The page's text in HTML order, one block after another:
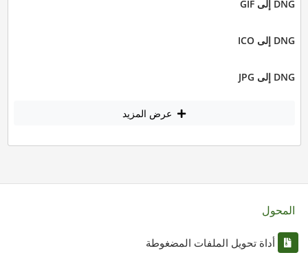
DNG إلى GIF
DNG إلى ICO
DNG إلى JPG
عرض المزيد
المحول
أداة تحويل الملفات المضغوطة